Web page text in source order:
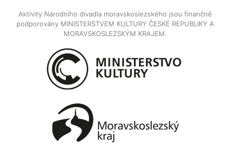
Aktivity Národního divadla moravskoslezského jsou finančně
podporovány MINISTERSTVEM KULTURY ČESKÉ REPUBLIKY A
MORAVSKOSLEZSKÝM KRAJEM.